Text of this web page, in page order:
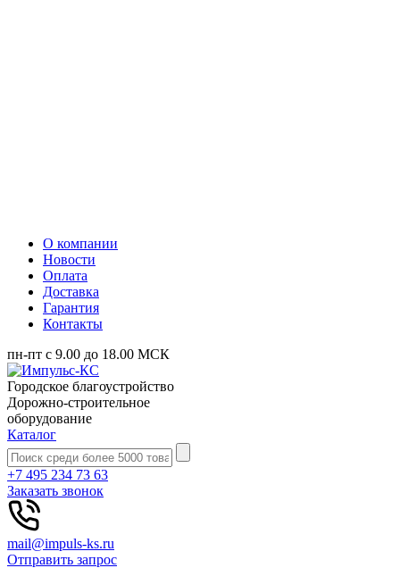
О компании
Новости
Оплата
Доставка
Гарантия
Контакты
пн-пт с 9.00 до 18.00 МСК
Городское благоустройство
Дорожно-строительное
оборудование
Каталог
+7 495 234 73 63
Заказать звонок
mail@impuls-ks.ru
Отправить запрос